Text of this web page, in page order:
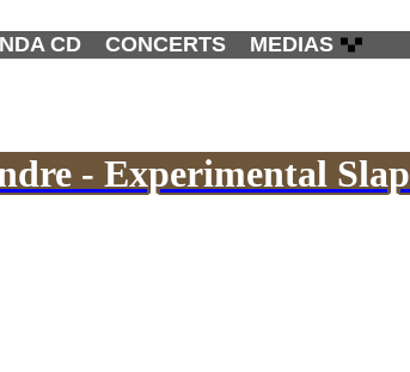
CD CONCERTS MEDIAS
- Experimental Slap